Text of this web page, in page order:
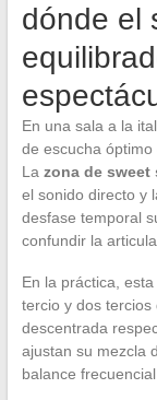
dónde el
En una sala a la
de escucha óptimo
La zona de
el sonido directo y
desfase temporal
confundir la
En la práctica,
tercio y dos
descentrada
ajustan su mezcla
balance